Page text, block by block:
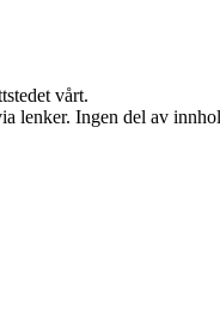
vårt.
lenker. Ingen del av